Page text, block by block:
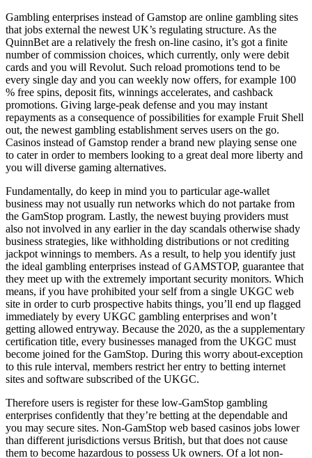
Gambling enterprises instead of Gamstop are online gambling sites
that jobs external the newest UK’s regulating structure. As the
QuinnBet are a relatively the fresh on-line casino, it’s got a finite
number of commission choices, which currently, only were debit
cards and you will Revolut. Such reload promotions tend to be
every single day and you can weekly now offers, for example 100
% free spins, deposit fits, winnings accelerates, and cashback
promotions. Giving large-peak defense and you may instant
repayments as a consequence of possibilities for example Fruit Shell
out, the newest gambling establishment serves users on the go.
Casinos instead of Gamstop render a brand new playing sense one
to cater in order to members looking to a great deal more liberty and
you will diverse gaming alternatives.
Fundamentally, do keep in mind you to particular age-wallet
business may not usually run networks which do not partake from
the GamStop program. Lastly, the newest buying providers must
also not involved in any earlier in the day scandals otherwise shady
business strategies, like withholding distributions or not crediting
jackpot winnings to members. As a result, to help you identify just
the ideal gambling enterprises instead of GAMSTOP, guarantee that
they meet up with the extremely important security monitors. Which
means, if you have prohibited your self from a single UKGC web
site in order to curb prospective habits things, you’ll end up flagged
immediately by every UKGC gambling enterprises and won’t
getting allowed entryway. Because the 2020, as the a supplementary
certification title, every businesses managed from the UKGC must
become joined for the GamStop. During this worry about-exception
to this rule interval, members restrict her entry to betting internet
sites and software subscribed of the UKGC.
Therefore users is register for these low-GamStop gambling
enterprises confidently that they’re betting at the dependable and
you may secure sites. Non-GamStop web based casinos jobs lower
than different jurisdictions versus British, but that does not cause
them to become hazardous to possess Uk owners. Of a lot non-